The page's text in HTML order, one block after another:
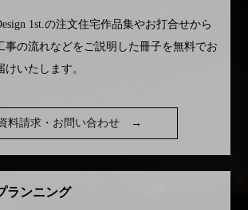
1st.の注文住宅作品集やお打合せから
事の流れなどをご説明した冊子を無料でお
けいたします。
料請求・お問い合わせ →
ランニング